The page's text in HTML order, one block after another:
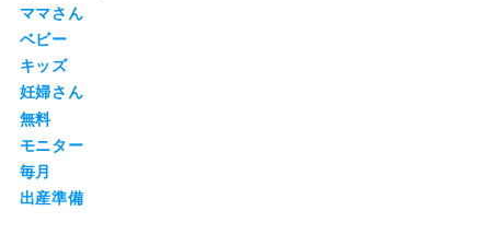
ママさん
ベビー
キッズ
妊婦さん
無料
モニター
毎月
出産準備